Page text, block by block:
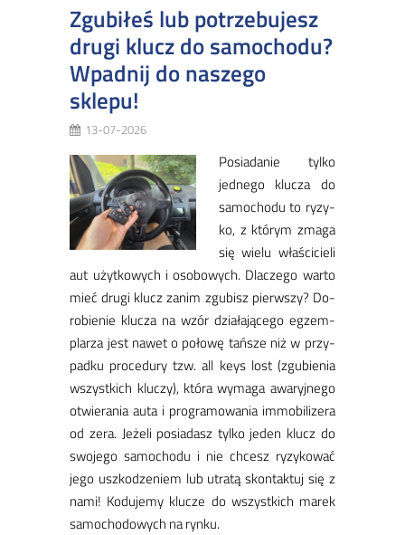
Zgubiłeś lub potrzebujesz
drugi klucz do samochodu?
Wpadnij do naszego
sklepu!
13-07-2026
Po­sia­da­nie tyl­ko
jed­ne­go klu­cza do
sa­mo­cho­du to ry­zy­
ko, z któ­rym zma­ga
się wie­lu wła­ści­cie­li
aut użyt­ko­wych i oso­bo­wych. ​Dla­cze­go war­to
mieć dru­gi klucz za­nim zgu­bisz pierw­szy? Do­
ro­bie­nie klu­cza na wzór dzia­ła­ją­ce­go eg­zem­
pla­rza jest na­wet o po­ło­wę tań­sze niż w przy­
pad­ku pro­ce­du­ry tzw. all keys lost (zgu­bie­nia
wszyst­kich klu­czy), któ­ra wy­ma­ga awa­ryj­ne­go
otwie­ra­nia au­ta i pro­gra­mo­wa­nia im­mo­bi­li­ze­ra
od ze­ra. Je­że­li po­sia­dasz tyl­ko je­den klucz do
swo­je­go sa­mo­cho­du i nie chcesz ry­zy­kować
je­go uszko­dze­niem lub utra­tą skon­tak­tuj się z
na­mi! Ko­du­je­my klu­cze do wszyst­kich ma­rek
sa­mo­cho­do­wych na ryn­ku.